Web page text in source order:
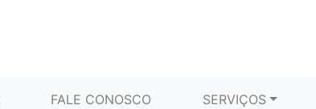
FALE CONOSCO SERVIÇOS